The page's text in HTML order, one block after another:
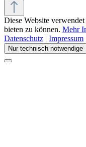
Diese Website
bieten zu können. Mehr
Datenschutz | Impressum
Nur technisch notwendige